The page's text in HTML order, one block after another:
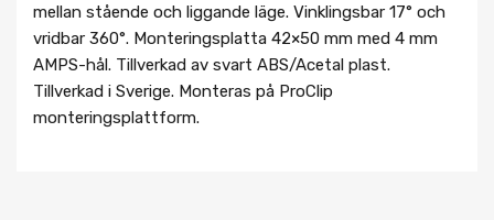
mellan stående och liggande läge. Vinklingsbar 17° och
vridbar 360°. Monteringsplatta 42×50 mm med 4 mm
AMPS-hål. Tillverkad av svart ABS/Acetal plast.
Tillverkad i Sverige. Monteras på ProClip
monteringsplattform.